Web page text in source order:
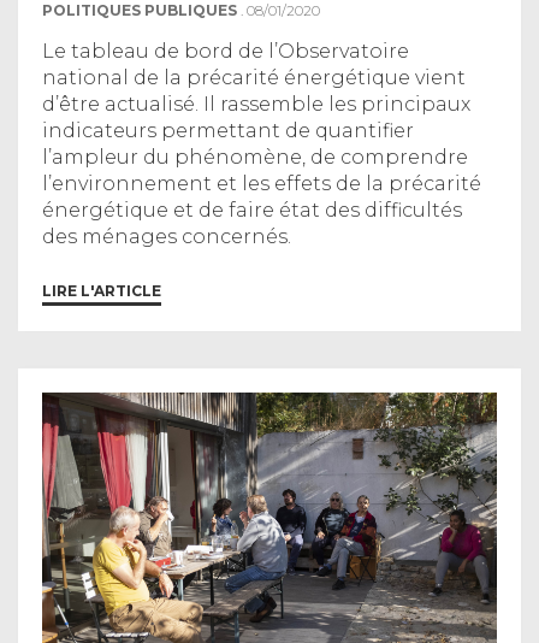
POLITIQUES PUBLIQUES . 08/01/2020
Le tableau de bord de l’Observatoire
national de la précarité énergétique vient
d’être actualisé. Il rassemble les principaux
indicateurs permettant de quantifier
l’ampleur du phénomène, de comprendre
l’environnement et les effets de la précarité
énergétique et de faire état des difficultés
des ménages concernés.
LIRE L'ARTICLE